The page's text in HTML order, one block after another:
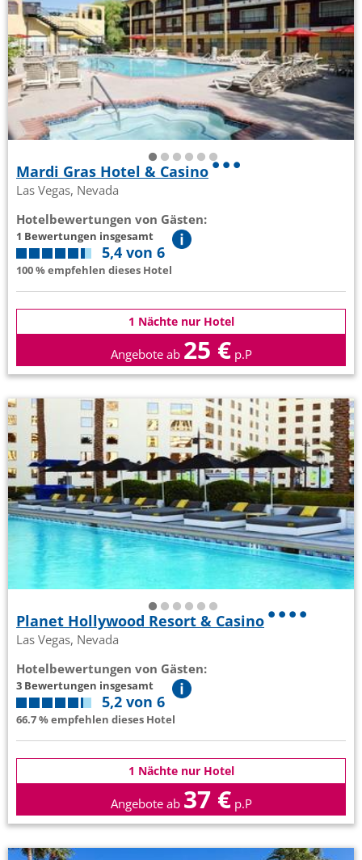
Mardi Gras Hotel & Casino
Las Vegas, Nevada
Hotelbewertungen von Gästen:
1 Bewertungen insgesamt
5,4 von 6
100 % empfehlen dieses Hotel
1 Nächte nur Hotel
Angebote ab 25 € p.P
Planet Hollywood Resort & Casino
Las Vegas, Nevada
Hotelbewertungen von Gästen:
3 Bewertungen insgesamt
5,2 von 6
66.7 % empfehlen dieses Hotel
1 Nächte nur Hotel
Angebote ab 37 € p.P